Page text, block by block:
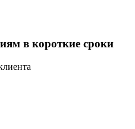
в короткие сроки